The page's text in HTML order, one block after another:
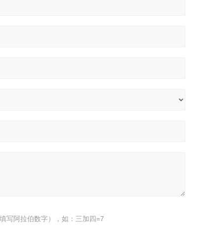
写阿拉伯数字），如：三加四=7